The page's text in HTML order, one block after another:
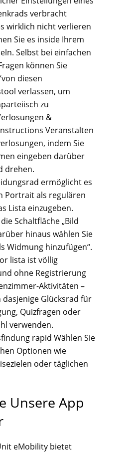
verbracht
wirklich nicht verlieren
Sie es inside Ihrem
Selbst bei einfachen
können Sie
diesen
verlassen, um
zu
&
Veranstalten
indem Sie
eingeben darüber
drehen.
ermöglicht es
Portrait als regulären
Lista einzugeben.
Schaltfläche „Bild
hinaus wählen Sie
Widmung hinzufügen“.
lista ist völlig
ohne Registrierung
Aktivitäten –
Glücksrad für
Quizfragen oder
verwenden.
rapid Wählen Sie
Optionen wie
oder täglichen
Unsere App
eMobility bietet